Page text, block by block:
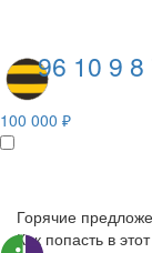
96 10 9 8
100 000 ₽
Горячие
Как попасть в